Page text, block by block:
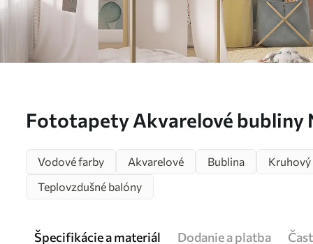
Fototapety Akvarelové bubliny
Vodové farby Akvarelové Bublina Kruhový
Teplovzdušné balóny
Špecifikácie a materiál Dodanie a platba